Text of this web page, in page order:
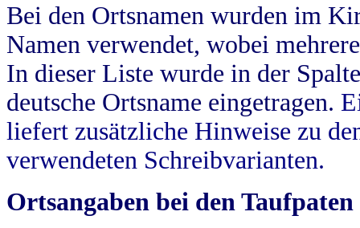
Bei den Ortsnamen wurden im
Namen verwendet, wobei
In dieser Liste wurde in der
deutsche Ortsname eingetragen.
liefert zusätzliche Hinweise zu
verwendeten Schreibvarianten.
Ortsangaben bei den Taufpaten